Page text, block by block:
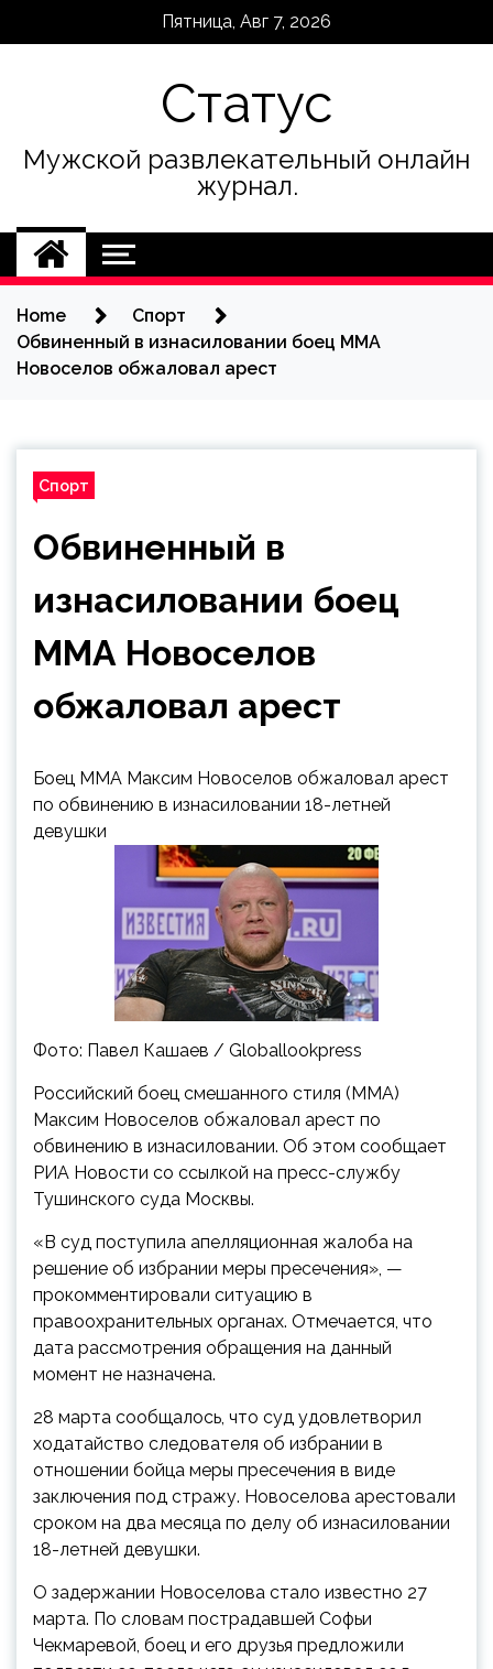
Пятница, Авг 7, 2026
Статус
Мужской развлекательный онлайн
журнал.
Home
Спорт
Обвиненный в изнасиловании боец ММА
Новоселов обжаловал арест
Спорт
Обвиненный в
изнасиловании боец
ММА Новоселов
обжаловал арест
Боец ММА Максим Новоселов обжаловал арест
по обвинению в изнасиловании 18-летней
девушки
Фото: Павел Кашаев / Globallookpress
Российский боец смешанного стиля (MMA)
Максим Новоселов обжаловал арест по
обвинению в изнасиловании. Об этом сообщает
РИА Новости со ссылкой на пресс-службу
Тушинского суда Москвы.
«В суд поступила апелляционная жалоба на
решение об избрании меры пресечения», —
прокомментировали ситуацию в
правоохранительных органах. Отмечается, что
дата рассмотрения обращения на данный
момент не назначена.
28 марта сообщалось, что суд удовлетворил
ходатайство следователя об избрании в
отношении бойца меры пресечения в виде
заключения под стражу. Новоселова арестовали
сроком на два месяца по делу об изнасиловании
18-летней девушки.
О задержании Новоселова стало известно 27
марта. По словам пострадавшей Софьи
Чекмаревой, боец и его друзья предложили